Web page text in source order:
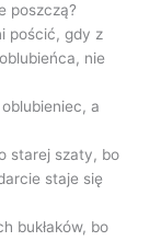
poszczą?
pościć, gdy z
nie
a
starej szaty, bo
staje się
bukłaków, bo